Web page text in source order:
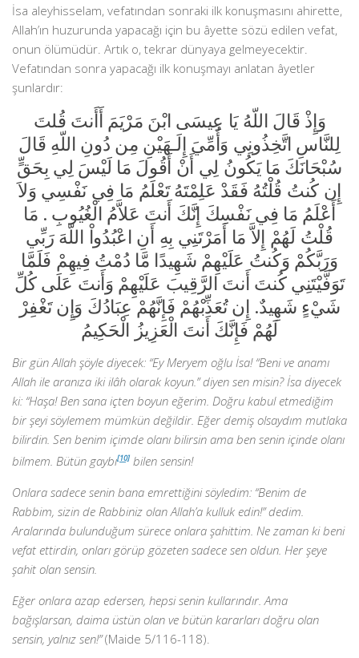
İsa aleyhisselam, vefatından sonraki ilk konuşmasını ahirette,
Allah’ın huzurunda yapacağı için bu âyette sözü edilen vefat,
onun ölümüdür. Artık o, tekrar dünyaya gelmeyecektir.
Vefatından sonra yapacağı ilk konuşmayı anlatan âyetler
şunlardır:
وَإِذْ قَالَ اللّهُ يَا عِيسَى ابْنَ مَرْيَمَ أَأَنتَ قُلتَ
لِلنَّاسِ اتَّخِذُونِي وَأُمِّيَ إِلَـهَيْنِ مِن دُونِ اللّهِ قَالَ
سُبْحَانَكَ مَا يَكُونُ لِي أَنْ أَقُولَ مَا لَيْسَ لِي بِحَقٍّ
إِن كُنتُ قُلْتُهُ فَقَدْ عَلِمْتَهُ تَعْلَمُ مَا فِي نَفْسِي وَلاَ
أَعْلَمُ مَا فِي نَفْسِكَ إِنَّكَ أَنتَ عَلاَّمُ الْغُيُوبِ . مَا
قُلْتُ لَهُمْ إِلاَّ مَا أَمَرْتَنِي بِهِ أَنِ اعْبُدُواْ اللّهَ رَبِّي
وَرَبَّكُمْ وَكُنتُ عَلَيْهِمْ شَهِيدًا مَّا دُمْتُ فِيهِمْ فَلَمَّا
تَوَفَّيْتَنِي كُنتَ أَنتَ الرَّقِيبَ عَلَيْهِمْ وَأَنتَ عَلَى كُلِّ
شَيْءٍ شَهِيدٌ. إِن تُعَذِّبْهُمْ فَإِنَّهُمْ عِبَادُكَ وَإِن تَغْفِرْ
لَهُمْ فَإِنَّكَ أَنتَ الْعَزِيزُ الْحَكِيمُ
Bir gün Allah şöyle diyecek: “Ey Meryem oğlu İsa! “Beni ve anamı
Allah ile aranıza iki ilâh olarak koyun.” diyen sen misin? İsa diyecek
ki: “Haşa! Ben sana içten boyun eğerim. Doğru kabul etmediğim
bir şeyi söylemem mümkün değildir. Eğer demiş olsaydım mutlaka
bilirdin. Sen benim içimde olanı bilirsin ama ben senin içinde olanı
bilmem. Bütün gaybı[10] bilen sensin!
Onlara sadece senin bana emrettiğini söyledim: “Benim de
Rabbim, sizin de Rabbiniz olan Allah’a kulluk edin!” dedim.
Aralarında bulunduğum sürece onlara şahittim. Ne zaman ki beni
vefat ettirdin, onları görüp gözeten sadece sen oldun. Her şeye
şahit olan sensin.
Eğer onlara azap edersen, hepsi senin kullarındır. Ama
bağışlarsan, daima üstün olan ve bütün kararları doğru olan
sensin, yalnız sen!”(Maide 5/116-118).